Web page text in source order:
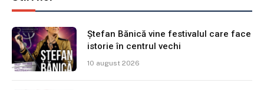
Ștefan Bănică vine festivalul care face
istorie în centrul vechi
10 august 2026